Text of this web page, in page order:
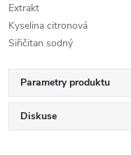
Extrakt
Kyselina citronová
Siřičitan sodný
Parametry produktu
Diskuse